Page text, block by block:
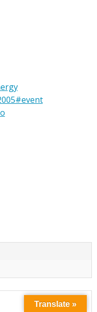
Translate »